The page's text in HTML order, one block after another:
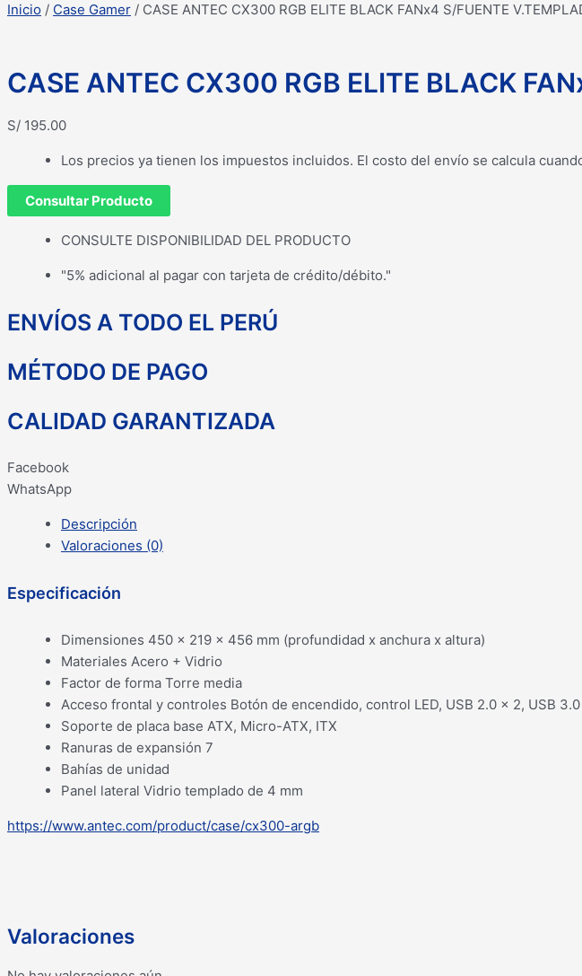
Inicio / Case Gamer / CASE ANTEC CX300 RGB ELITE BLACK FANx4 S/FUENTE
CASE ANTEC CX300 RGB ELITE BLACK
S/ 195.00
Los precios ya tienen los impuestos incluidos. El costo del envío se calcula
Consultar Producto
CONSULTE DISPONIBILIDAD DEL PRODUCTO
"5% adicional al pagar con tarjeta de crédito/débito."
ENVÍOS A TODO EL PERÚ
MÉTODO DE PAGO
CALIDAD GARANTIZADA
Facebook
WhatsApp
Descripción
Valoraciones (0)
Especificación
Dimensiones 450 x 219 x 456 mm (profundidad x anchura x altura)
Materiales Acero + Vidrio
Factor de forma Torre media
Acceso frontal y controles Botón de encendido, control LED, USB 2.0 x 2, USB
Soporte de placa base ATX, Micro-ATX, ITX
Ranuras de expansión 7
Bahías de unidad
Panel lateral Vidrio templado de 4 mm
https://www.antec.com/product/case/cx300-argb
Valoraciones